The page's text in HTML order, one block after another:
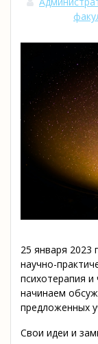
25 января 2023
научно-
психотерапия
начинаем
предложенных
Свои идеи и